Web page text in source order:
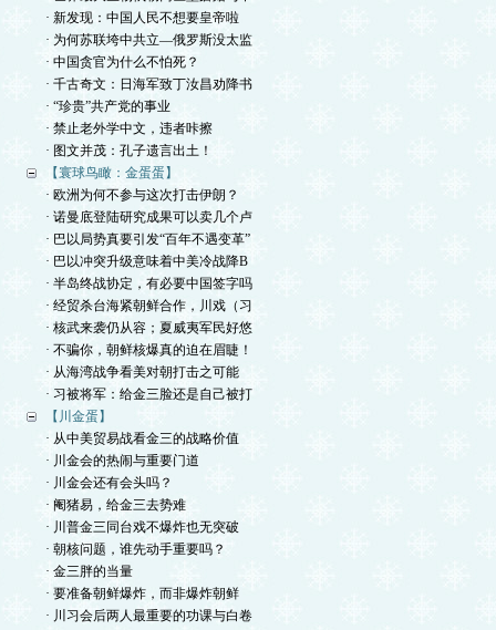
· 新发现：中国人民不想要皇帝啦
· 为何苏联垮中共立—俄罗斯没太监
· 中国贪官为什么不怕死？
· 千古奇文：日海军致丁汝昌劝降书
· “珍贵”共产党的事业
· 禁止老外学中文，违者咔擦
· 图文并茂：孔子遗言出土！
【寰球鸟瞰：金蛋蛋】
· 欧洲为何不参与这次打击伊朗？
· 诺曼底登陆研究成果可以卖几个卢
· 巴以局势真要引发“百年不遇变革”
· 巴以冲突升级意味着中美冷战降B
· 半岛终战协定，有必要中国签字吗
· 经贸杀台海紧朝鲜合作，川戏（习
· 核武来袭仍从容；夏威夷军民好悠
· 不骗你，朝鲜核爆真的迫在眉睫！
· 从海湾战争看美对朝打击之可能
· 习被将军：给金三脸还是自己被打
【川金蛋】
· 从中美贸易战看金三的战略价值
· 川金会的热闹与重要门道
· 川金会还有会头吗？
· 阉猪易，给金三去势难
· 川普金三同台戏不爆炸也无突破
· 朝核问题，谁先动手重要吗？
· 金三胖的当量
· 要准备朝鲜爆炸，而非爆炸朝鲜
· 川习会后两人最重要的功课与白卷